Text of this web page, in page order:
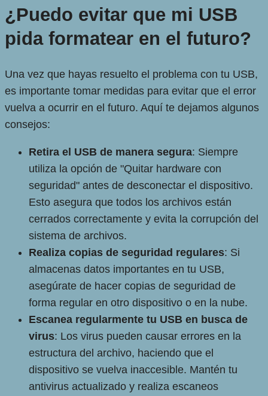
¿Puedo evitar que mi USB
pida formatear en el futuro?
Una vez que hayas resuelto el problema con tu USB,
es importante tomar medidas para evitar que el error
vuelva a ocurrir en el futuro. Aquí te dejamos algunos
consejos:
Retira el USB de manera segura: Siempre
utiliza la opción de "Quitar hardware con
seguridad" antes de desconectar el dispositivo.
Esto asegura que todos los archivos están
cerrados correctamente y evita la corrupción del
sistema de archivos.
Realiza copias de seguridad regulares: Si
almacenas datos importantes en tu USB,
asegúrate de hacer copias de seguridad de
forma regular en otro dispositivo o en la nube.
Escanea regularmente tu USB en busca de
virus: Los virus pueden causar errores en la
estructura del archivo, haciendo que el
dispositivo se vuelva inaccesible. Mantén tu
antivirus actualizado y realiza escaneos